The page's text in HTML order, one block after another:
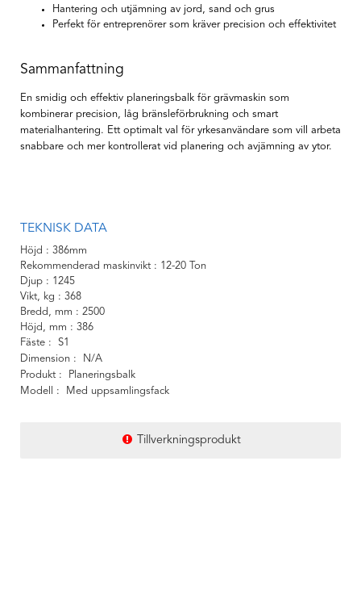
Hantering och utjämning av jord, sand och grus
Perfekt för entreprenörer som kräver precision och effektivitet
Sammanfattning
En smidig och effektiv planeringsbalk för grävmaskin som
kombinerar precision, låg bränsleförbrukning och smart
materialhantering. Ett optimalt val för yrkesanvändare som vill arbeta
snabbare och mer kontrollerat vid planering och avjämning av ytor.
TEKNISK DATA
Höjd
386mm
Rekommenderad maskinvikt
12-20 Ton
Djup
1245
Vikt, kg
368
Bredd, mm
2500
Höjd, mm
386
Fäste
S1
Dimension
N/A
Produkt
Planeringsbalk
Modell
Med uppsamlingsfack
Tillverkningsprodukt